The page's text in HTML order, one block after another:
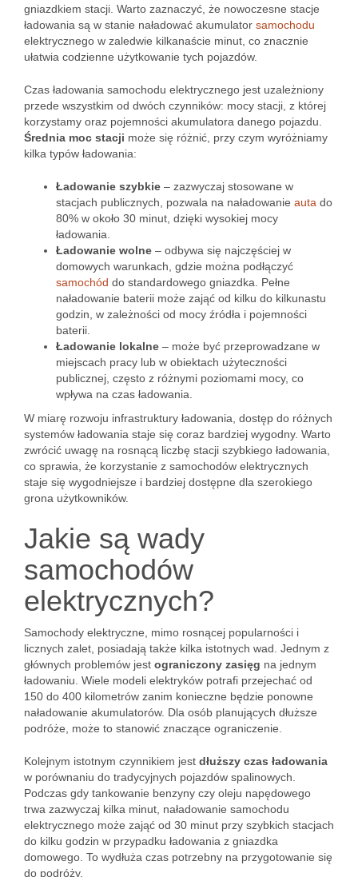
gniazdkiem stacji. Warto zaznaczyć, że nowoczesne stacje
ładowania są w stanie naładować akumulator samochodu
elektrycznego w zaledwie kilkanaście minut, co znacznie
ułatwia codzienne użytkowanie tych pojazdów.
Czas ładowania samochodu elektrycznego jest uzależniony
przede wszystkim od dwóch czynników: mocy stacji, z której
korzystamy oraz pojemności akumulatora danego pojazdu.
Średnia moc stacji może się różnić, przy czym wyróżniamy
kilka typów ładowania:
Ładowanie szybkie – zazwyczaj stosowane w
stacjach publicznych, pozwala na naładowanie auta do
80% w około 30 minut, dzięki wysokiej mocy
ładowania.
Ładowanie wolne – odbywa się najczęściej w
domowych warunkach, gdzie można podłączyć
samochód do standardowego gniazdka. Pełne
naładowanie baterii może zająć od kilku do kilkunastu
godzin, w zależności od mocy źródła i pojemności
baterii.
Ładowanie lokalne – może być przeprowadzane w
miejscach pracy lub w obiektach użyteczności
publicznej, często z różnymi poziomami mocy, co
wpływa na czas ładowania.
W miarę rozwoju infrastruktury ładowania, dostęp do różnych
systemów ładowania staje się coraz bardziej wygodny. Warto
zwrócić uwagę na rosnącą liczbę stacji szybkiego ładowania,
co sprawia, że korzystanie z samochodów elektrycznych
staje się wygodniejsze i bardziej dostępne dla szerokiego
grona użytkowników.
Jakie są wady
samochodów
elektrycznych?
Samochody elektryczne, mimo rosnącej popularności i
licznych zalet, posiadają także kilka istotnych wad. Jednym z
głównych problemów jest ograniczony zasięg na jednym
ładowaniu. Wiele modeli elektryków potrafi przejechać od
150 do 400 kilometrów zanim konieczne będzie ponowne
naładowanie akumulatorów. Dla osób planujących dłuższe
podróże, może to stanowić znaczące ograniczenie.
Kolejnym istotnym czynnikiem jest dłuższy czas ładowania
w porównaniu do tradycyjnych pojazdów spalinowych.
Podczas gdy tankowanie benzyny czy oleju napędowego
trwa zazwyczaj kilka minut, naładowanie samochodu
elektrycznego może zająć od 30 minut przy szybkich stacjach
do kilku godzin w przypadku ładowania z gniazdka
domowego. To wydłuża czas potrzebny na przygotowanie się
do podróży.